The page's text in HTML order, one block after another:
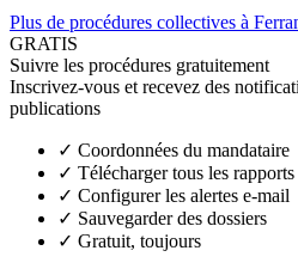
Plus de procédures collectives à
GRATIS
Suivre les procédures gratuitement
Inscrivez-vous et recevez des
publications
✓ Coordonnées du mandataire
✓ Télécharger tous les rapports
✓ Configurer les alertes e-mail
✓ Sauvegarder des dossiers
✓ Gratuit, toujours